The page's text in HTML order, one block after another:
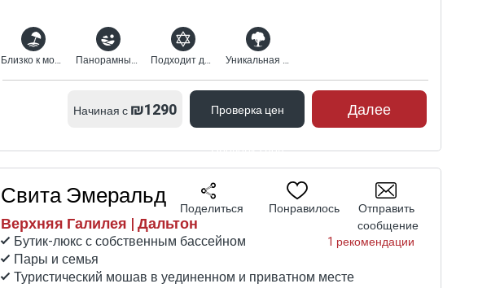
Близко к морю Панорамный вид Подходит для религиозных Уникальная природная среда
Начиная с₪1290 Проверка цен
Проверка цен
Далее
Свита Эмеральд
Верхняя Галилея | Дальтон
1 рекомендации
Бутик-люкс с собственным бассейном
Пары и семья
Туристический мошав в уединенном и приватном месте
Поделиться Понравилось
Отправить
сообщение